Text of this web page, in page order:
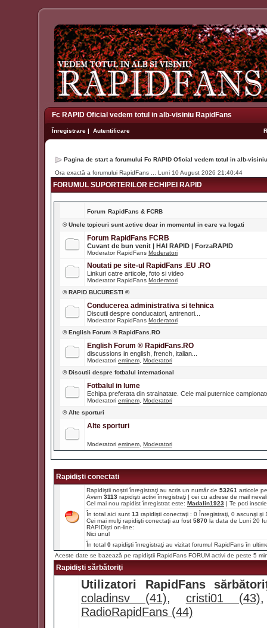
Fc RAPID Oficial vedem totul in alb-visiniu RapidFans
Înregistrare | Autentificare
Pagina de start a forumului Fc RAPID Oficial vedem totul in alb-
Ora exactă a forumului RapidFans ... Luni 10 August 2026 21:40:44
FORUMUL SUPORTERILOR ECHIPEI RAPID
Forum RapidFans & FCRB
® Unele topicuri sunt active doar in momentul in care va logati
Forum RapidFans FCRB
Cuvant de bun venit | HAI RAPID | ForzaRAPID
Moderator RapidFans Moderatori
Noutati pe site-ul RapidFans .EU .RO
Linkuri catre articole, foto si video
Moderator RapidFans Moderatori
® RAPID BUCURESTI ®
Conducerea administrativa si tehnica
Discutii despre conducatori, antrenori...
Moderator RapidFans Moderatori
® English Forum ® RapidFans.RO
English Forum ® RapidFans.RO
discussions in english, french, italian...
Moderatori eminem Moderatori
® Discutii despre fotbalul international
Fotbalul in lume
Echipa preferata din strainatate. Cele mai puternice
Moderatori eminem Moderatori
® Alte sporturi
Alte sporturi
Moderatori eminem Moderatori
Rapidişti conectati
Rapidiştii noştri înregistraţi au scris un număr de 53261 articole
Avem 3113 rapidişti activi înregistraţi | cei cu adrese de mail
Cel mai nou rapidist înregistrat este: Madalin1923 | Te poti
În total aici sunt 13 rapidişti conectaţi : 0 Înregistraţi, 0 ascunşi
Cei mai mulţi rapidişti conectaţi au fost 5870 la data de Luni 20
RAPIDişti on-line:
Nici unul
În total 0 rapidişti înregistraţi au vizitat forumul RapidFans în
Aceste date se bazează pe rapidiştii RapidFans FORUM activi de peste 5
Rapidişti sărbătoriţi
Utilizatori RapidFans
coladinsv (41), cristi01 (43)
RadioRapidFans (44)